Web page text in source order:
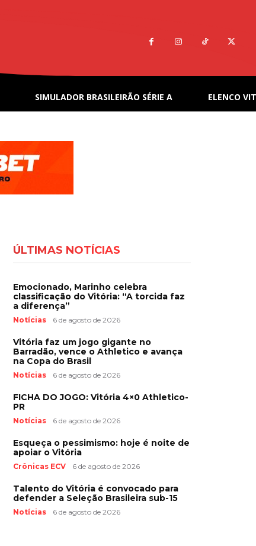
SIMULADOR BRASILEIRÃO SÉRIE A ELENCO
ÚLTIMAS NOTÍCIAS
Emocionado, Marinho celebra
classificação do Vitória: “A torcida faz
a diferença”
Notícias 6 de agosto de 2026
Vitória faz um jogo gigante no
Barradão, vence o Athletico e avança
na Copa do Brasil
Notícias 6 de agosto de 2026
FICHA DO JOGO: Vitória 4×0 Athletico-
PR
Notícias 6 de agosto de 2026
Esqueça o pessimismo: hoje é noite de
apoiar o Vitória
Crônicas ECV 6 de agosto de 2026
Talento do Vitória é convocado para
defender a Seleção Brasileira sub-15
Notícias 6 de agosto de 2026